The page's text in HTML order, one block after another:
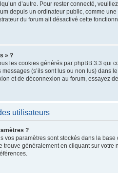
d’autre. Pour rester connecté,
depuis un ordinateur public, comme
du forum ait désactivé cette
» ?
les cookies générés par phpBB 3.3
(s’ils sont lus ou non lus)
et de déconnexion au forum, essayez
utilisateurs
?
vos paramètres sont stockés dans la
trouve généralement en cliquant sur